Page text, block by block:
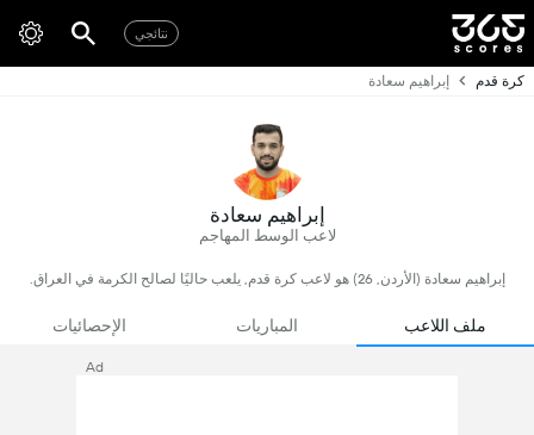
نتائجي
كرة قدم إبراهيم سعادة
إبراهيم سعادة
لاعب الوسط المهاجم
إبراهيم سعادة (الأردن, 26) هو لاعب كرة قدم, يلعب حاليًا لصالح الكرمة في العراق.
ملف اللاعب المباريات الإحصائيات
Ad